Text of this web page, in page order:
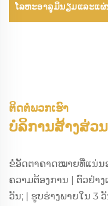
ໂລຫະອາລູມິນຽມແລະແຜ່
ໂລຫະສະແຕນເລດຄຸນນະ
ຕິດຕໍ່ພວກເຮົາ
ບໍລິການສ້າງສ່ວ
ຂໍອັດຕາຄາດໝາຍທີ່ແນ່ນ
ຄວາມຕ້ອງການ | ຕົວຢ່າ
ວັນ; | ຮູບຮ່າງພາຍໃນ 3